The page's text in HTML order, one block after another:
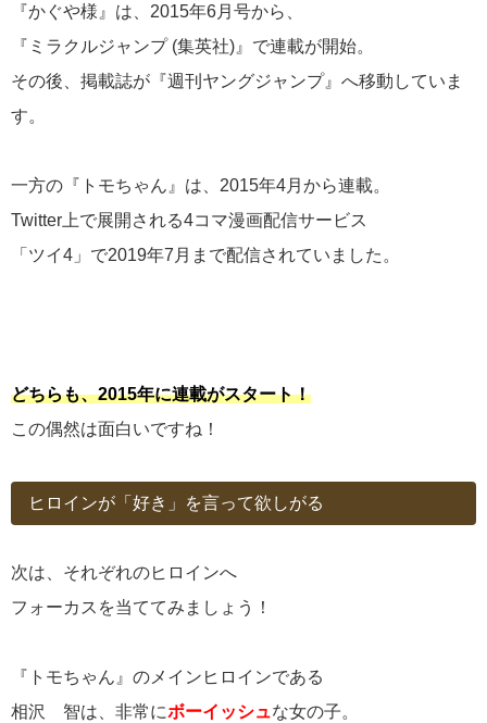
『かぐや様』は、2015年6月号から、
『ミラクルジャンプ (集英社)』で連載が開始。
その後、掲載誌が『週刊ヤングジャンプ』へ移動していま
す。
一方の『トモちゃん』は、2015年4月から連載。
Twitter上で展開される4コマ漫画配信サービス
「ツイ4」で2019年7月まで配信されていました。
どちらも、2015年に連載がスタート！
この偶然は面白いですね！
ヒロインが「好き」を言って欲しがる
次は、それぞれのヒロインへ
フォーカスを当ててみましょう！
『トモちゃん』のメインヒロインである
相沢 智は、非常にボーイッシュな女の子。